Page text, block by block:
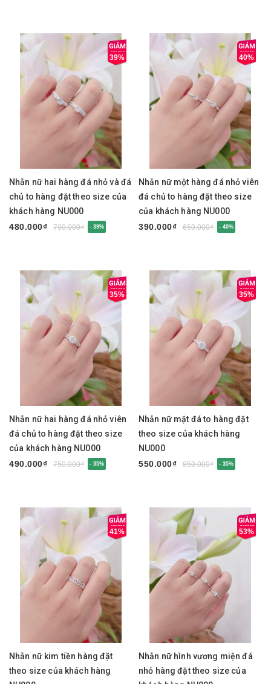
39%
Nhẫn nữ hai hàng đá nhỏ và đá
chủ to hàng đặt theo size của
khách hàng NU000
480.000₫
790.000₫ - 39%
40%
Nhẫn nữ một hàng đá nhỏ viên
đá chủ to hàng đặt theo size
của khách hàng NU000
390.000₫
650.000₫ - 40%
35%
Nhẫn nữ hai hàng đá nhỏ viên
đá chủ to hàng đặt theo size
của khách hàng NU000
490.000₫
750.000₫ - 35%
35%
Nhẫn nữ mặt đá to hàng đặt
theo size của khách hàng
NU000
550.000₫
850.000₫ - 35%
41%
Nhẫn nữ kim tiền hàng đặt
theo size của khách hàng
53%
Nhẫn nữ hình vương miện đá
nhỏ hàng đặt theo size của